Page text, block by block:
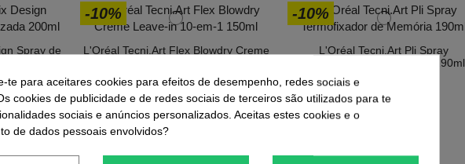
Spray de
€
-10%
L'Oréal Tecni.Art Flex Blowdry Creme
13,46 €14,95 €
-10%
L'Oréal Tecni.Art Pli Spray
Termofixador de Memória 190ml
12,96 €
te para aceitares cookies para efeitos de desempenho, redes sociais e
cookies de publicidade e de redes sociais de terceiros são utilizados para te
sociais e anúncios personalizados. Aceitas estes cookies e o
de dados pessoais envolvidos?